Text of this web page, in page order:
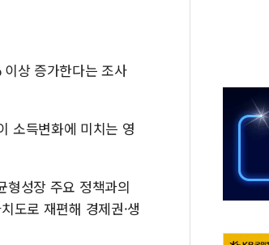
온스타일, 2분기 영업익 260억원…전년 比 21.2%↑
AI 연산은 포항, 전력 저장은 영광…지역펀드 9·10호
상 증가한다는 조사
소득변화에 미치는 영
형성장 주요 정책과의
도로 재편해 경제권·생